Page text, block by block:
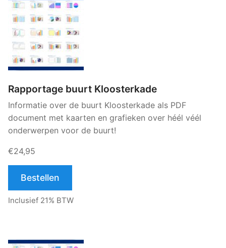
Rapportage buurt Kloosterkade
Informatie over de buurt Kloosterkade als PDF
document met kaarten en grafieken over héél véél
onderwerpen voor de buurt!
€24,95
Bestellen
Inclusief 21% BTW